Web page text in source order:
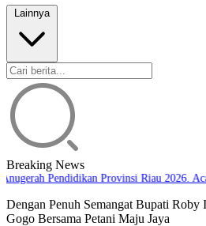
Lainnya
Breaking News
Pendidikan Provinsi Riau 2026.
Dengan Penuh Semangat Bupati Roby
Gogo Bersama Petani Maju Jaya